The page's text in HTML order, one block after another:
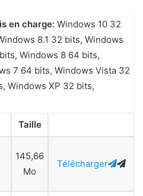
en charge: Windows 10 32
8.1 32 bits, Windows
Windows 8 64 bits,
7 64 bits, Windows Vista 32
Windows XP 32 bits,
Taille
145,66
Mo
Télécharger